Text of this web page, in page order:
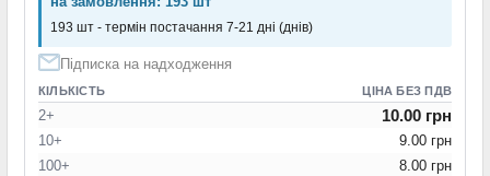
193 шт - термін постачання 7-21 дні (днів)
Підписка на надходження
КІЛЬКІСТЬ ЦІНА БЕЗ ПДВ
2+ 10.00 грн
10+
9.00 грн
100+
8.00 грн